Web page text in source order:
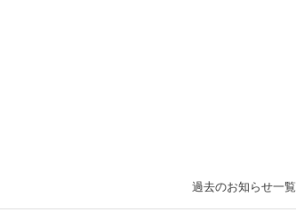
過去のお知らせ一覧